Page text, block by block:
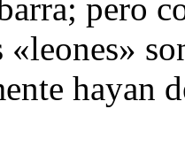
pero
hayan